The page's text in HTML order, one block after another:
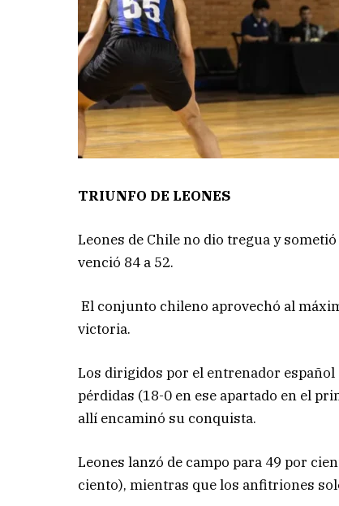
TRIUNFO DE LEONES
Leones de Chile no dio tregua y
venció 84 a 52.
El conjunto chileno aprovechó al
victoria.
Los dirigidos por el entrenador
pérdidas (18-0 en ese apartado en el
allí encaminó su conquista.
Leones lanzó de campo para 49 por
ciento), mientras que los anfitriones